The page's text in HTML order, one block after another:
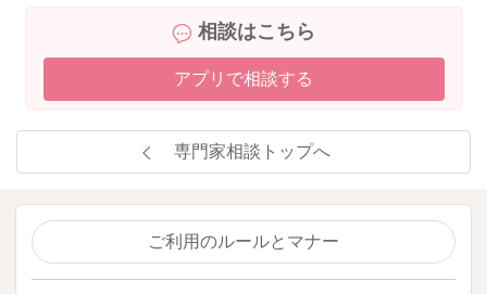
相談はこちら
アプリで相談する
専門家相談トップへ
ご利用のルールとマナー